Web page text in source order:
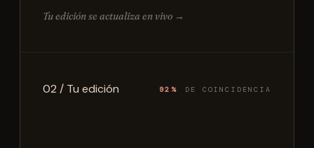
Tu edición se actualiza en vivo →
02 / Tu edición 92% DE COINCIDENCIA
PRINCIPIANTE
fórmula que Nelly lleva una década usando.